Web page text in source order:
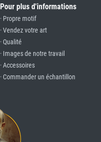
Pour plus d'informations
· Propre motif
· Vendez votre art
· Qualité
· Images de notre travail
· Accessoires
· Commander un échantillon